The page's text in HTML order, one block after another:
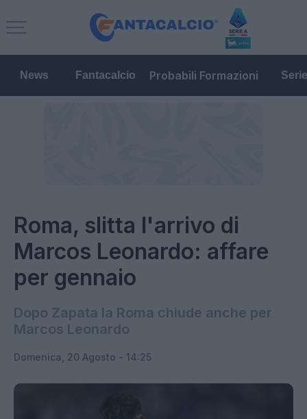
News Fantacalcio Probabili Formazioni
Roma, slitta l'arrivo di
Marcos Leonardo: affare
per gennaio
Dopo Zapata la Roma chiude anche per
Marcos Leonardo
Domenica, 20 Agosto - 14:25